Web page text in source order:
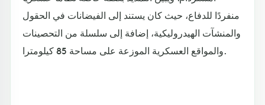
منفردًا للدفاع، حيث كان يستند إلى الفيضانات في الحقول
والمنشآت الهيدروليكية، إضافة إلى سلسلة من التحصينات
والمواقع العسكرية الموزعة على مساحة 85 كيلومترا.